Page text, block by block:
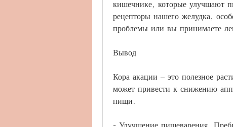
кишечнике, которые улучшают
рецепторы нашего желудка,
проблемы или вы принимаете
Вывод
Кора акации – это полезное
может привести к снижению
пищи.
- Улучшение пищеварения.